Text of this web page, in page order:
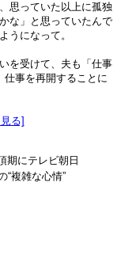
思っていた以上に孤独
な」と思っていたんで
うになって。
を受けて、夫も「仕事
仕事を再開することに
る]
期にテレビ朝日
“複雑な心情”